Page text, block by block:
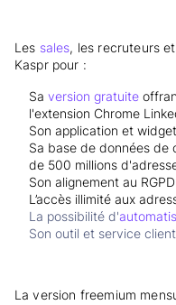
Les sales, les recruteurs
Kaspr pour :
Sa version gratuite
l'extension Chrome
Son application et
Sa base de données de
de 500 millions
Son alignement au
L’accès illimité aux
La possibilité d'
Son outil et service
La version freemium